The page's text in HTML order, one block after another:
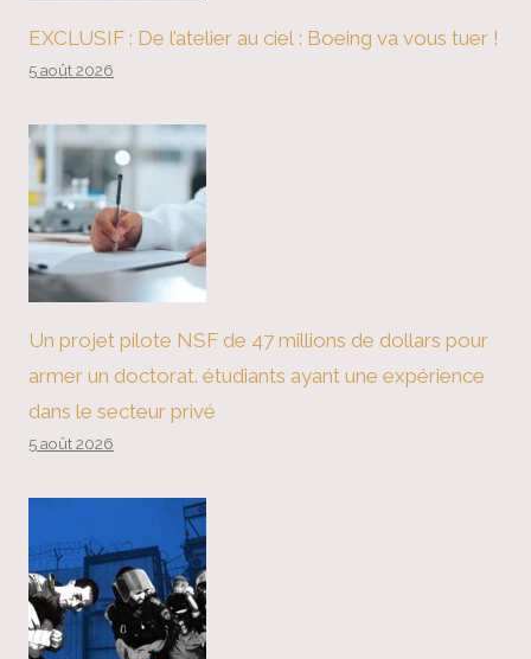
EXCLUSIF : De l’atelier au ciel : Boeing va vous tuer !
5 août 2026
Un projet pilote NSF de 47 millions de dollars pour
armer un doctorat. étudiants ayant une expérience
dans le secteur privé
5 août 2026